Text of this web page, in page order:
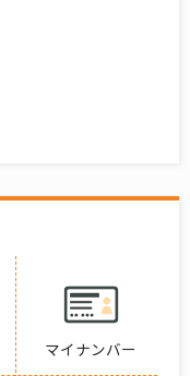
マイナンバー